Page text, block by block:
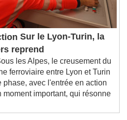
, selected
Fullscreen
window. Escape will cancel
Sur le Lyon-Turin, la
reprend
les Alpes, le creusement du
ferroviaire entre Lyon et Turin
avec l'entrée en action
important, qui résonne